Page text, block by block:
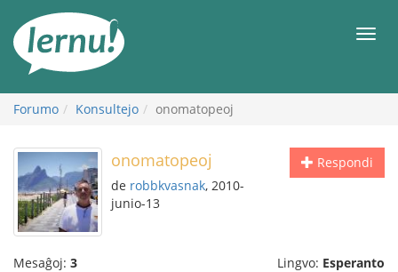
enhavo
Forumo Konsultejo onomatopeoj
Respondi
onomatopeoj
de robbkvasnak, 2010-
junio-13
Mesaĝoj: 3 Lingvo: Esperanto